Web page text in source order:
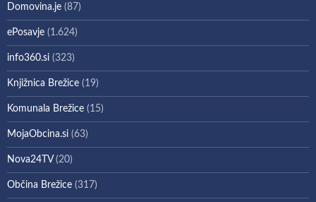
Domovina.je (87)
ePosavje (1.624)
info360.si (323)
Knjižnica Brežice (19)
Komunala Brežice (15)
MojaObcina.si (63)
Nova24TV(20)
Občina Brežice (317)